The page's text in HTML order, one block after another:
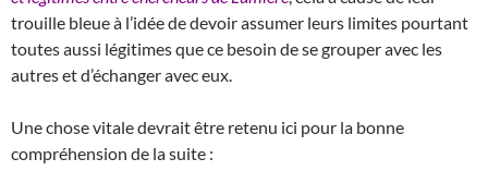
trouille bleue à l’idée de devoir assumer leurs limites pourtant
toutes aussi légitimes que ce besoin de se grouper avec les
autres et d’échanger avec eux.
Une chose vitale devrait être retenu ici pour la bonne
compréhension de la suite :